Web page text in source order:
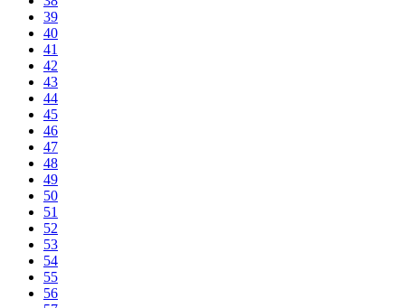
39
40
41
42
43
44
45
46
47
48
49
50
51
52
53
54
55
56